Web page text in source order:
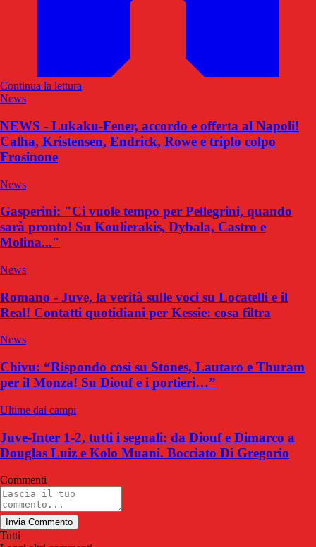
Continua la lettura
News
NEWS - Lukaku-Fener, accordo e offerta al Napoli!
Calha, Kristensen, Endrick, Rowe e triplo colpo
Frosinone
News
Gasperini: "Ci vuole tempo per Pellegrini, quando
sarà pronto! Su Koulierakis, Dybala, Castro e
Molina..."
News
Romano - Juve, la verità sulle voci su Locatelli e il
Real! Contatti quotidiani per Kessie: cosa filtra
News
Chivu: “Rispondo così su Stones, Lautaro e Thuram
per il Monza! Su Diouf e i portieri…”
Ultime dai campi
Juve-Inter 1-2, tutti i segnali: da Diouf e Dimarco a
Douglas Luiz e Kolo Muani. Bocciato Di Gregorio
Commenti
Invia Commento
Tutti